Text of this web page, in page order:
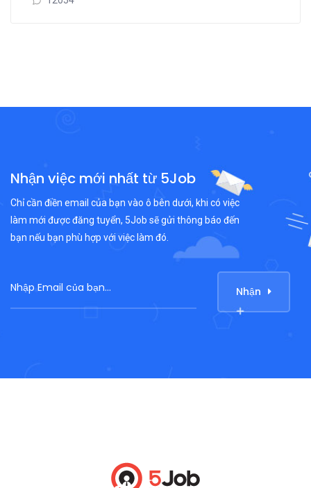
Nhận việc mới nhất từ 5Job
Chỉ cần điền email của bạn vào ô bên dưới, khi có việc
làm mới được đăng tuyển, 5Job sẽ gửi thông báo đến
bạn nếu bạn phù hợp với việc làm đó.
Nhận